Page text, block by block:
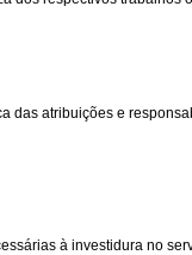
atribuições e
à investidura no